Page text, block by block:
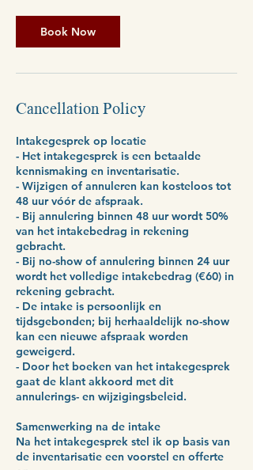
Book Now
Cancellation Policy
Intakegesprek op locatie
- Het intakegesprek is een betaalde
kennismaking en inventarisatie.
- Wijzigen of annuleren kan kosteloos tot
48 uur vóór de afspraak.
- Bij annulering binnen 48 uur wordt 50%
van het intakebedrag in rekening
gebracht.
- Bij no-show of annulering binnen 24 uur
wordt het volledige intakebedrag (€60) in
rekening gebracht.
- De intake is persoonlijk en
tijdsgebonden; bij herhaaldelijk no-show
kan een nieuwe afspraak worden
geweigerd.
- Door het boeken van het intakegesprek
gaat de klant akkoord met dit
annulerings- en wijzigingsbeleid.
Samenwerking na de intake
Na het intakegesprek stel ik op basis van
de inventarisatie een voorstel en offerte